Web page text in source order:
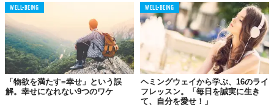
01.
幸せになるには
いくつもの条件が必要
と勘違いしている
WELL-BEING
「物欲を満たす=幸せ」という誤
解。幸せになれない9つのワケ
WELL-BEING
ヘミングウェイから学ぶ、16のライ
フレッスン。「毎日を誠実に生き
て、自分を愛せ！」